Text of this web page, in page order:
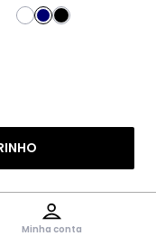
Minha conta